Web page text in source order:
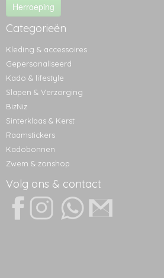
Herroeping
Categorieën
Kleding & accessoires
Gepersonaliseerd
Kado & lifestyle
Slapen & Verzorging
BizNiz
Sinterklaas & Kerst
Raamstickers
Kadobonnen
Zwem & zonshop
Volg ons & contact